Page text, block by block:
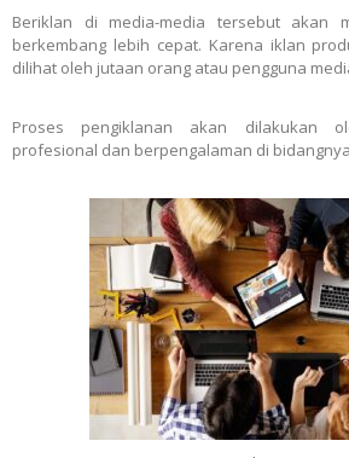
Beriklan di media-media tersebut akan
berkembang lebih cepat. Karena iklan
dilihat oleh jutaan orang atau pengguna
Proses pengiklanan akan dilakukan
profesional dan berpengalaman di